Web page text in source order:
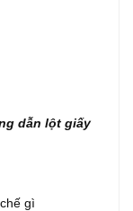
gì